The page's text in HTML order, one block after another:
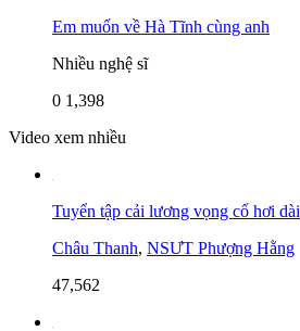
Em muốn về Hà Tĩnh cùng anh
Nhiều nghệ sĩ
0 1,398
Video xem nhiều
Tuyển tập cải lương vọng cổ hơi dài
Châu Thanh, NSƯT Phượng Hằng
47,562